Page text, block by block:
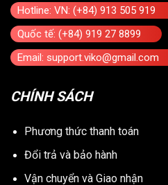
Hotline: VN: (+84) 913 505 919
Quốc tế: (+84) 919 27 8899
Email: support.viko@gmail.com
CHÍNH SÁCH
Phương thức thanh toán
Đổi trả và bảo hành
Vận chuyển và Giao nhận